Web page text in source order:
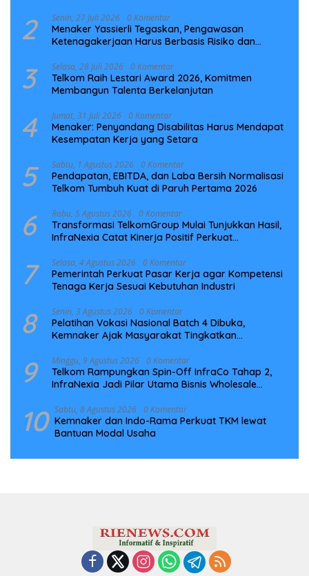
2 Senin, 27 Juli 2026 0 Komentar
Menaker Yassierli Tegaskan, Pengawasan
Ketenagakerjaan Harus Berbasis Risiko dan
3 Selasa, 28 Juli 2026 0 Komentar
Telkom Raih Lestari Award 2026, Komitmen
Membangun Talenta Berkelanjutan
4 Jumat, 31 Juli 2026 0 Komentar
Menaker: Penyandang Disabilitas Harus Mendapat
Kesempatan Kerja yang Setara
5 Sabtu, 1 Agustus 2026 0 Komentar
Pendapatan, EBITDA, dan Laba Bersih Normalisasi
Telkom Tumbuh Kuat di Paruh Pertama 2026
6 Rabu, 5 Agustus 2026 0 Komentar
Transformasi TelkomGroup Mulai Tunjukkan Hasil,
InfraNexia Catat Kinerja Positif Perkuat
7 Selasa, 4 Agustus 2026 0 Komentar
Pemerintah Perkuat Pasar Kerja agar Kompetensi
Tenaga Kerja Sesuai Kebutuhan Industri
8 Senin, 3 Agustus 2026 0 Komentar
Pelatihan Vokasi Nasional Batch 4 Dibuka,
Kemnaker Ajak Masyarakat Tingkatkan
9 Minggu, 9 Agustus 2026 0 Komentar
Telkom Rampungkan Spin-Off InfraCo Tahap 2,
InfraNexia Jadi Pilar Utama Bisnis Wholesale
10 Sabtu, 8 Agustus 2026 0 Komentar
Kemnaker dan Indo-Rama Perkuat TKM lewat
Bantuan Modal Usaha